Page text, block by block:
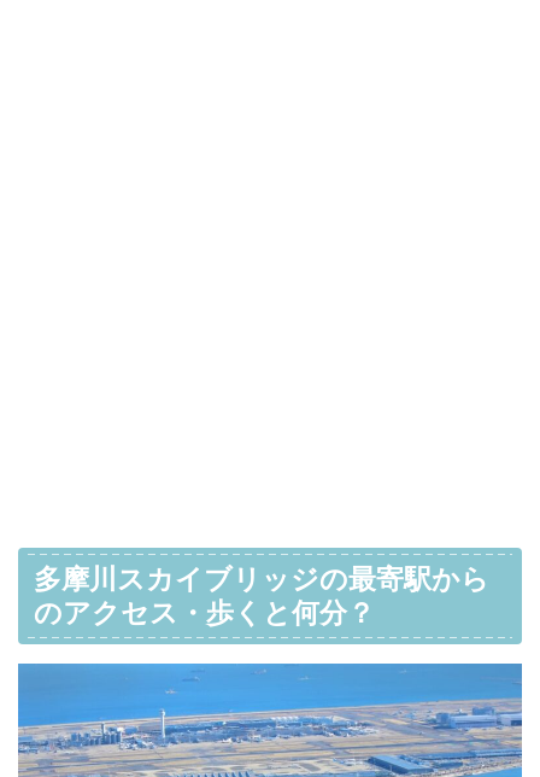
多摩川スカイブリッジの最寄駅から
のアクセス・歩くと何分？